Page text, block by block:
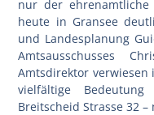
nur der ehrenamtliche
heute in Gransee
und Landesplanung
Amtsausschusses
Amtsdirektor
vielfältige
Breitscheid Strasse 32